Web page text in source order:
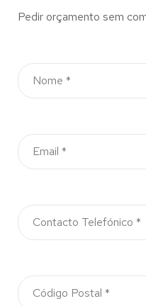
Pedir orçamento sem